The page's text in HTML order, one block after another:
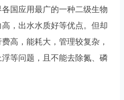
国应用最广的一种二级生物
，出水水质好等优点。但却
高，能耗大，管理较复杂，
等问题，且不能去除氮、磷